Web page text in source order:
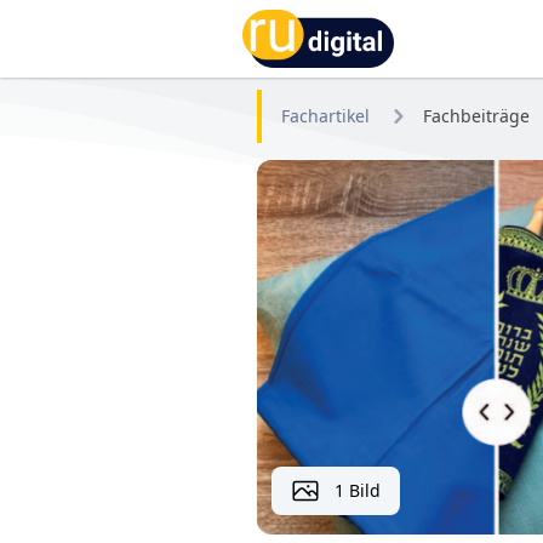
RU-digital
Fachartikel Fachbeiträge
1 Bild